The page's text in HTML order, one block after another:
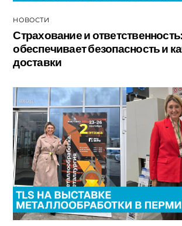
НОВОСТИ
Страхование и
обеспечивает безопасность и
доставки